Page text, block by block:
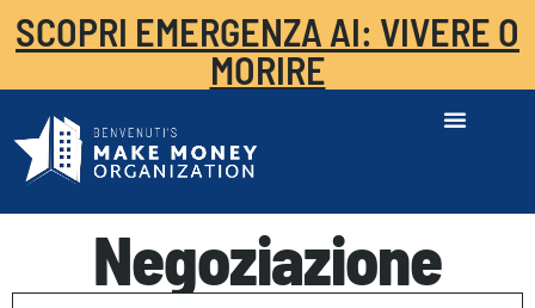
SCOPRI EMERGENZA AI: VIVERE O
MORIRE
Negoziazione